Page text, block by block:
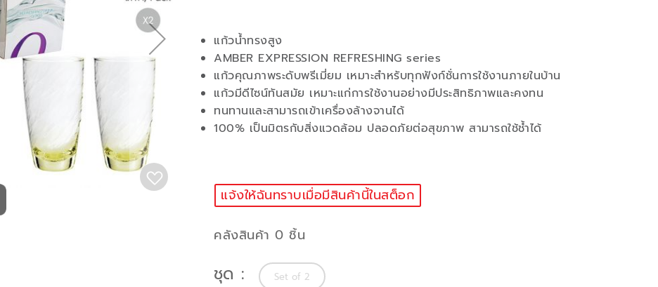
คลังสินค้า 0 ชิ้น
แก้วน้ำทรงสูง
AMBER EXPRESSION REFRESHING series
แก้วคุณภาพระดับพรีเมี่ยม เหมาะสำหรับทุกฟังก์ชั่นการใช้งานภายในบ้าน
แก้วมีดีไซน์ทันสมัย เหมาะแก่การใช้งานอย่างมีประสิทธิภาพและคงทน
ทนทานและสามารถเข้าเครื่องล้างจานได้
100% เป็นมิตรกับสิ่งแวดล้อม ปลอดภัยต่อสุขภาพ สามารถใช้ช้ำได้
แจ้งให้ฉันทราบเมื่อมีสินค้านี้ในสต็อก
ชุด Set of 2